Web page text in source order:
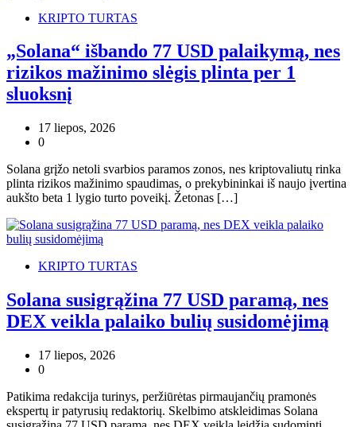
KRIPTO TURTAS
„Solana“ išbando 77 USD palaikymą, nes
rizikos mažinimo slėgis plinta per 1
sluoksnį
17 liepos, 2026
0
Solana grįžo netoli svarbios paramos zonos, nes kriptovaliutų rinka
plinta rizikos mažinimo spaudimas, o prekybininkai iš naujo įvertina
aukšto beta 1 lygio turto poveikį. Žetonas […]
KRIPTO TURTAS
Solana susigrąžina 77 USD paramą, nes
DEX veikla palaiko bulių susidomėjimą
17 liepos, 2026
0
Patikima redakcija turinys, peržiūrėtas pirmaujančių pramonės
ekspertų ir patyrusių redaktorių. Skelbimo atskleidimas Solana